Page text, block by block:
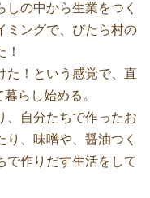
の中から生業をつく
ミングで、ぴたら村の
た！という感覚で、直
らし始める。
、自分たちで作ったお
、味噌や、醤油つく
で作りだす生活をして